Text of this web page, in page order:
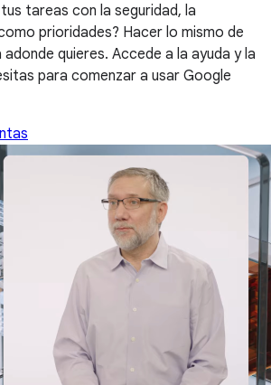
tareas con la seguridad, la
prioridades? Hacer lo mismo de
quieres. Accede a la ayuda y la
para comenzar a usar Google